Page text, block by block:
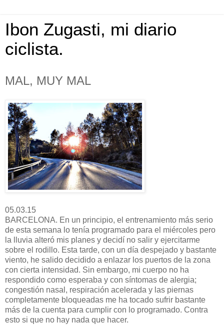
Ibon Zugasti, mi diario
ciclista.
MAL, MUY MAL
05.03.15
BARCELONA. En un principio, el entrenamiento más serio
de esta semana lo tenía programado para el miércoles pero
la lluvia alteró mis planes y decidí no salir y ejercitarme
sobre el rodillo. Esta tarde, con un día despejado y bastante
viento, he salido decidido a enlazar los puertos de la zona
con cierta intensidad. Sin embargo, mi cuerpo no ha
respondido como esperaba y con síntomas de alergia;
congestión nasal, respiración acelerada y las piernas
completamente bloqueadas me ha tocado sufrir bastante
más de la cuenta para cumplir con lo programado. Contra
esto si que no hay nada que hacer.